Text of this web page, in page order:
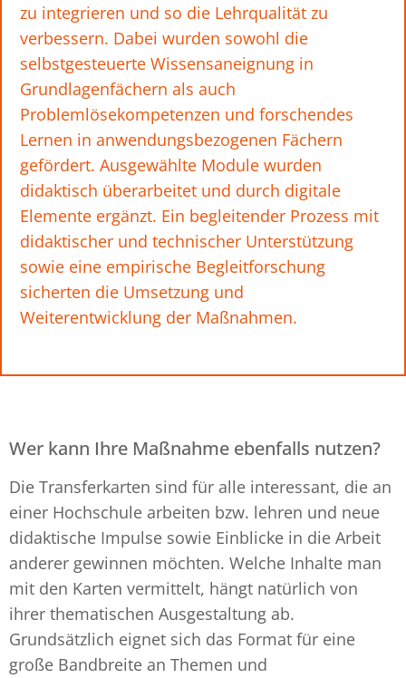
zu integrieren und so die Lehrqualität zu
verbessern. Dabei wurden sowohl die
selbstgesteuerte Wissensaneignung in
Grundlagenfächern als auch
Problemlösekompetenzen und forschendes
Lernen in anwendungsbezogenen Fächern
gefördert. Ausgewählte Module wurden
didaktisch überarbeitet und durch digitale
Elemente ergänzt. Ein begleitender Prozess mit
didaktischer und technischer Unterstützung
sowie eine empirische Begleitforschung
sicherten die Umsetzung und
Weiterentwicklung der Maßnahmen.
Wer kann Ihre Maßnahme ebenfalls nutzen?
Die Transferkarten sind für alle interessant, die an
einer Hochschule arbeiten bzw. lehren und neue
didaktische Impulse sowie Einblicke in die Arbeit
anderer gewinnen möchten. Welche Inhalte man
mit den Karten vermittelt, hängt natürlich von
ihrer thematischen Ausgestaltung ab.
Grundsätzlich eignet sich das Format für eine
große Bandbreite an Themen und